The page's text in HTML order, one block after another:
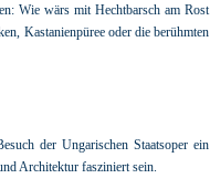
Wie wärs mit Hechtbarsch am Rost
Kastanienpüree oder die berühmten
der Ungarischen Staatsoper ein
Architektur fasziniert sein.